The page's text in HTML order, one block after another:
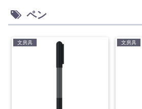
ペン
文房具 文房具